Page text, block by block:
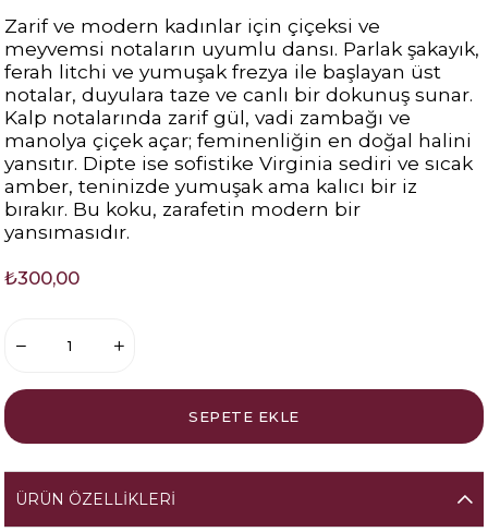
Zarif ve modern kadınlar için çiçeksi ve
meyvemsi notaların uyumlu dansı. Parlak şakayık,
ferah litchi ve yumuşak frezya ile başlayan üst
notalar, duyulara taze ve canlı bir dokunuş sunar.
Kalp notalarında zarif gül, vadi zambağı ve
manolya çiçek açar; feminenliğin en doğal halini
yansıtır. Dipte ise sofistike Virginia sediri ve sıcak
amber, teninizde yumuşak ama kalıcı bir iz
bırakır. Bu koku, zarafetin modern bir
yansımasıdır.
₺300,00
ÜRÜN ÖZELLIKLERI